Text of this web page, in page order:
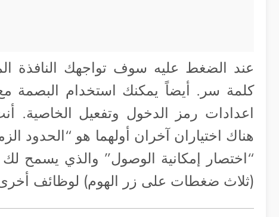
عند الضغط عليه سوف تواجهك النافذة
كلمة سر. أيضاً يمكنك استخدام البصمة
اعدادات رمز الدخول وتفعيل الخاصية.
هناك اختياران آخران أولهما هو “الحدود
“اختصار إمكانية الوصول” والذي يسمح
(ثلاث ضغطات على زر الهوم) لوظائف أخرى